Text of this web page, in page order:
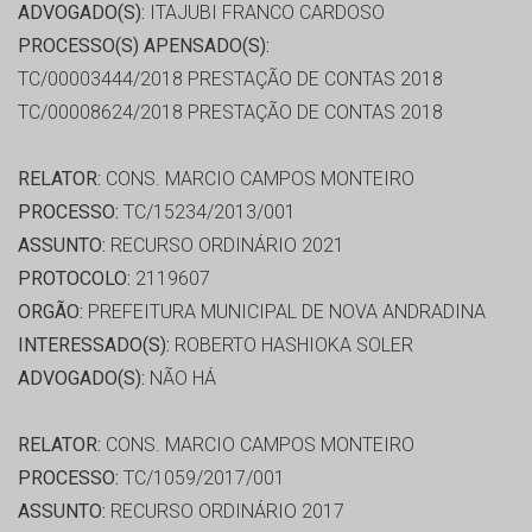
ADVOGADO(S): ITAJUBI FRANCO CARDOSO
PROCESSO(S) APENSADO(S):
TC/00003444/2018 PRESTAÇÃO DE CONTAS 2018
TC/00008624/2018 PRESTAÇÃO DE CONTAS 2018
RELATOR: CONS. MARCIO CAMPOS MONTEIRO
PROCESSO: TC/15234/2013/001
ASSUNTO: RECURSO ORDINÁRIO 2021
PROTOCOLO: 2119607
ORGÃO: PREFEITURA MUNICIPAL DE NOVA ANDRADINA
INTERESSADO(S): ROBERTO HASHIOKA SOLER
ADVOGADO(S): NÃO HÁ
RELATOR: CONS. MARCIO CAMPOS MONTEIRO
PROCESSO: TC/1059/2017/001
ASSUNTO: RECURSO ORDINÁRIO 2017